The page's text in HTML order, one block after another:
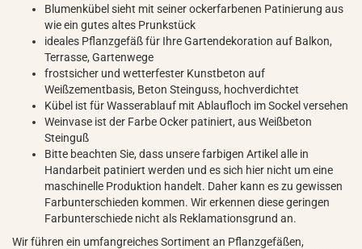
Blumenkübel sieht mit seiner ockerfarbenen Patinierung aus
wie ein gutes altes Prunkstück
ideales Pflanzgefäß für Ihre Gartendekoration auf Balkon,
Terrasse, Gartenwege
frostsicher und wetterfester Kunstbeton auf
Weißzementbasis, Beton Steinguss, hochverdichtet
Kübel ist für Wasserablauf mit Ablaufloch im Sockel versehen
Weinvase ist der Farbe Ocker patiniert, aus Weißbeton
Steinguß
Bitte beachten Sie, dass unsere farbigen Artikel alle in
Handarbeit patiniert werden und es sich hier nicht um eine
maschinelle Produktion handelt. Daher kann es zu gewissen
Farbunterschieden kommen. Wir erkennen diese geringen
Farbunterschiede nicht als Reklamationsgrund an.
Wir führen ein umfangreiches Sortiment an Pflanzgefäßen,